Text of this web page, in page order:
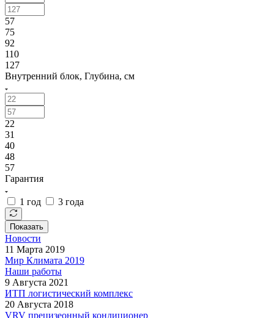
57
75
92
110
127
Внутренний блок, Глубина, см
22
31
40
48
57
Гарантия
1 год 3 года
Показать
Новости
11 Марта 2019
Мир Климата 2019
Наши работы
9 Августа 2021
ИТП логистический комплекс
20 Августа 2018
VRV прецизеонный кондиционер